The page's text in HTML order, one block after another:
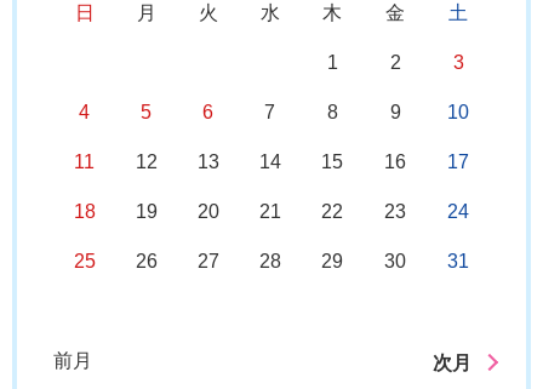
日 月 火 水 木 金 土
1 2 3
4 5 6 7 8 9 10
11 12 13 14 15 16 17
18 19 20 21 22 23 24
25 26 27 28 29 30 31
前月 次月